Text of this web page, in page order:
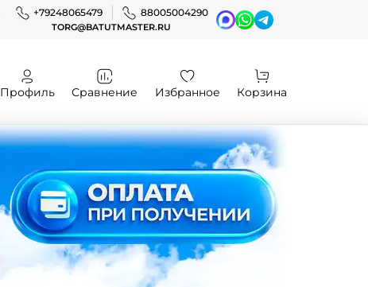
+79248065479 88005004290
TORG@BATUTMASTER.RU
Профиль Сравнение Избранное Корзина